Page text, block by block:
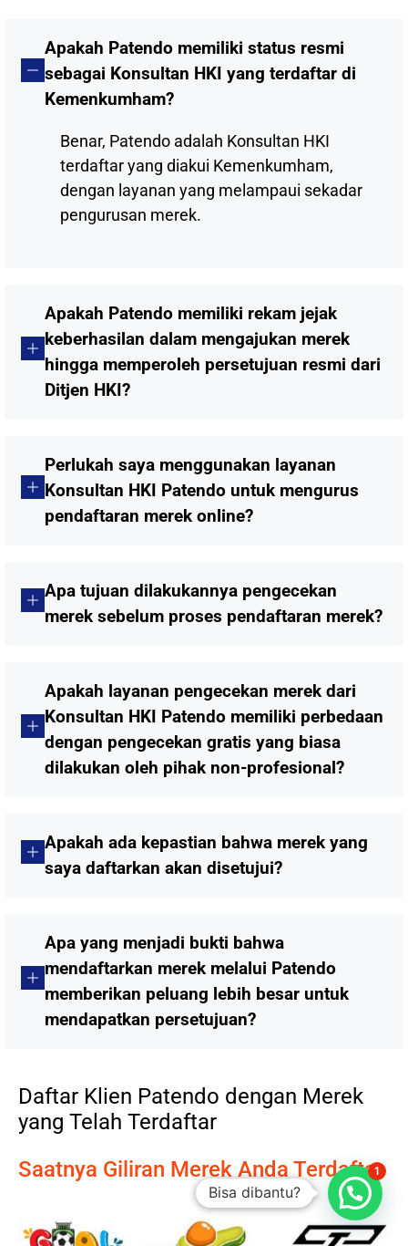
Apakah Patendo memiliki status resmi
sebagai Konsultan HKI yang terdaftar di
Kemenkumham?
Benar, Patendo adalah Konsultan HKI
terdaftar yang diakui Kemenkumham,
dengan layanan yang melampaui sekadar
pengurusan merek.
Apakah Patendo memiliki rekam jejak
keberhasilan dalam mengajukan merek
hingga memperoleh persetujuan resmi dari
Ditjen HKI?
Perlukah saya menggunakan layanan
Konsultan HKI Patendo untuk mengurus
pendaftaran merek online?
Apa tujuan dilakukannya pengecekan
merek sebelum proses pendaftaran merek?
Apakah layanan pengecekan merek dari
Konsultan HKI Patendo memiliki perbedaan
dengan pengecekan gratis yang biasa
dilakukan oleh pihak non-profesional?
Apakah ada kepastian bahwa merek yang
saya daftarkan akan disetujui?
Apa yang menjadi bukti bahwa
mendaftarkan merek melalui Patendo
memberikan peluang lebih besar untuk
mendapatkan persetujuan?
Daftar Klien Patendo dengan Merek
yang Telah Terdaftar
Saatnya Giliran Merek Anda Terdaftar
Bisa dibantu?
1